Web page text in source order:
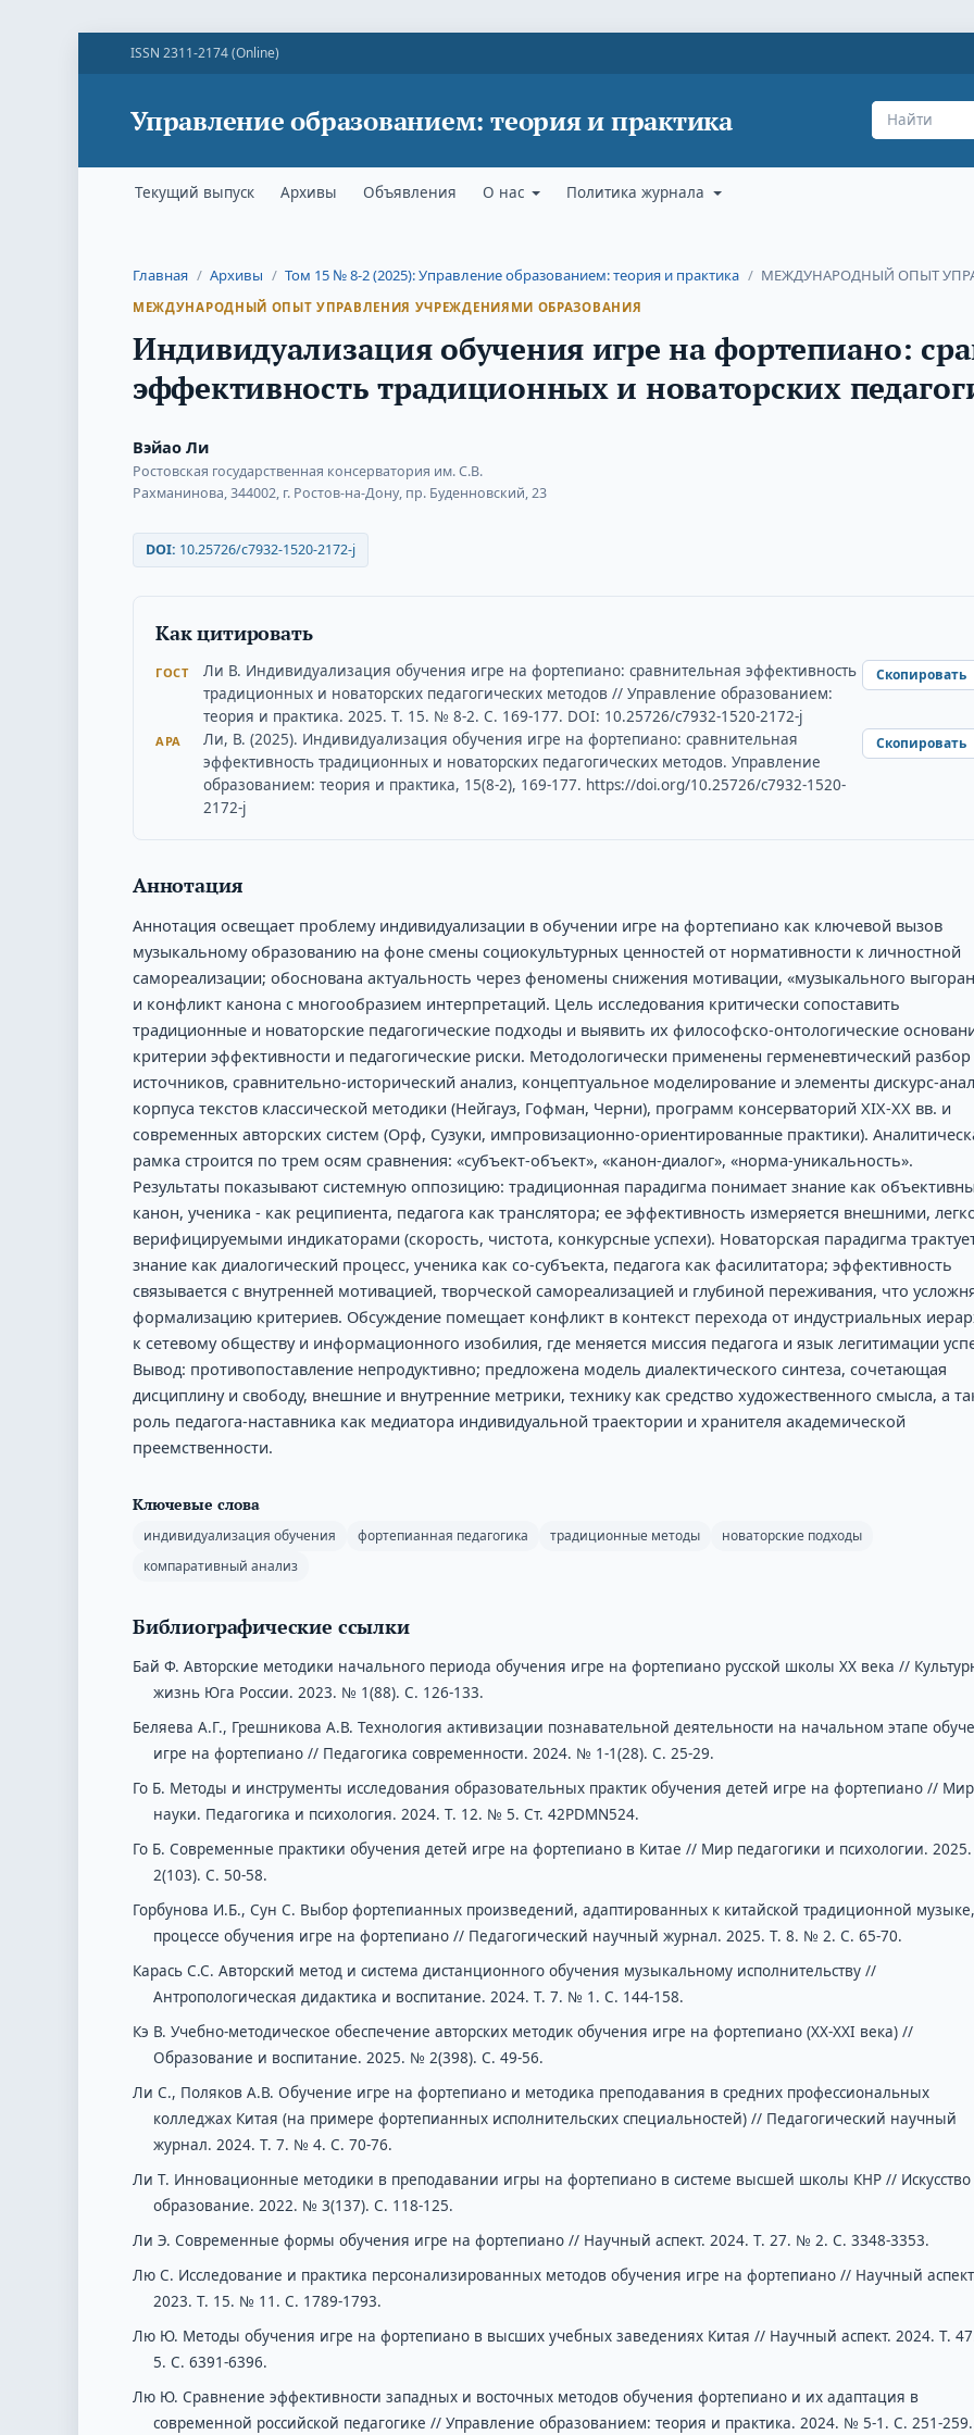
ISSN 2311-2174 (Online)
Управление образованием: теория и практика
Текущий выпуск Архивы Объявления О нас Политика журнала
Главная / Архивы / Том 15 № 8-2 (2025): Управление образованием: теория и практика / МЕЖДУНАРОДНЫЙ ОПЫТ
МЕЖДУНАРОДНЫЙ ОПЫТ УПРАВЛЕНИЯ УЧРЕЖДЕНИЯМИ ОБРАЗОВАНИЯ
Индивидуализация обучения игре на фортепиано:
эффективность традиционных и новаторских
Вэйао Ли
Ростовская государственная консерватория им. С.В.
Рахманинова, 344002, г. Ростов-на-Дону, пр. Буденновский, 23
DOI: 10.25726/c7932-1520-2172-j
Как цитировать
ГОСТ
Ли В. Индивидуализация обучения игре на фортепиано: сравнительная эффективность
традиционных и новаторских педагогических методов // Управление образованием:
теория и практика. 2025. Т. 15. № 8-2. С. 169-177. DOI: 10.25726/c7932-1520-2172-j
Скопировать
APA
Ли, В. (2025). Индивидуализация обучения игре на фортепиано: сравнительная
эффективность традиционных и новаторских педагогических методов. Управление
образованием: теория и практика, 15(8-2), 169-177. https://doi.org/10.25726/c7932-1520-
2172-j
Скопировать
Аннотация
Аннотация освещает проблему индивидуализации в обучении игре на фортепиано как ключевой вызов
музыкальному образованию на фоне смены социокультурных ценностей от нормативности к личностной
самореализации; обоснована актуальность через феномены снижения мотивации, «музыкального
и конфликт канона с многообразием интерпретаций. Цель исследования критически сопоставить
традиционные и новаторские педагогические подходы и выявить их философско-онтологические
критерии эффективности и педагогические риски. Методологически применены герменевтический разбор
источников, сравнительно-исторический анализ, концептуальное моделирование и элементы дискурс-
корпуса текстов классической методики (Нейгауз, Гофман, Черни), программ консерваторий ХІХ-ХХ вв. и
современных авторских систем (Орф, Сузуки, импровизационно-ориентированные практики).
рамка строится по трем осям сравнения: «субъект-объект», «канон-диалог», «норма-уникальность».
Результаты показывают системную оппозицию: традиционная парадигма понимает знание как
канон, ученика - как реципиента, педагога как транслятора; ее эффективность измеряется внешними,
верифицируемыми индикаторами (скорость, чистота, конкурсные успехи). Новаторская парадигма
знание как диалогический процесс, ученика как со-субъекта, педагога как фасилитатора; эффективность
связывается с внутренней мотивацией, творческой самореализацией и глубиной переживания, что
формализацию критериев. Обсуждение помещает конфликт в контекст перехода от индустриальных
к сетевому обществу и информационного изобилия, где меняется миссия педагога и язык легитимации
Вывод: противопоставление непродуктивно; предложена модель диалектического синтеза, сочетающая
дисциплину и свободу, внешние и внутренние метрики, технику как средство художественного смысла, а
роль педагога-наставника как медиатора индивидуальной траектории и хранителя академической
преемственности.
Ключевые слова
индивидуализация обучения фортепианная педагогика традиционные методы
новаторские подходы
компаративный анализ
Библиографические ссылки
Бай Ф. Авторские методики начального периода обучения игре на фортепиано русской школы ХХ века //
жизнь Юга России. 2023. № 1(88). С. 126-133.
Беляева А.Г., Грешникова А.В. Технология активизации познавательной деятельности на начальном этапе
игре на фортепиано // Педагогика современности. 2024. № 1-1(28). С. 25-29.
Го Б. Методы и инструменты исследования образовательных практик обучения детей игре на фортепиано // Мир
науки. Педагогика и психология. 2024. Т. 12. № 5. Ст. 42PDMN524.
Го Б. Современные практики обучения детей игре на фортепиано в Китае // Мир педагогики и психологии.
2(103). С. 50-58.
Горбунова И.Б., Сун С. Выбор фортепианных произведений, адаптированных к китайской традиционной
процессе обучения игре на фортепиано // Педагогический научный журнал. 2025. Τ. 8. № 2. С. 65-70.
Карась С.С. Авторский метод и система дистанционного обучения музыкальному исполнительству //
Антропологическая дидактика и воспитание. 2024. Т. 7. № 1. С. 144-158.
Кэ В. Учебно-методическое обеспечение авторских методик обучения игре на фортепиано (ХХ-ХХІ века) //
Образование и воспитание. 2025. № 2(398). С. 49-56.
Ли С., Поляков А.В. Обучение игре на фортепиано и методика преподавания в средних профессиональных
колледжах Китая (на примере фортепианных исполнительских специальностей) // Педагогический научный
журнал. 2024. Т. 7. № 4. С. 70-76.
Ли Т. Инновационные методики в преподавании игры на фортепиано в системе высшей школы КНР // Искусство
образование. 2022. № 3(137). С. 118-125.
Ли Э. Современные формы обучения игре на фортепиано // Научный аспект. 2024. Τ. 27. № 2. С. 3348-3353.
Лю С. Исследование и практика персонализированных методов обучения игре на фортепиано // Научный
2023. Т. 15. № 11. С. 1789-1793.
Лю Ю. Методы обучения игре на фортепиано в высших учебных заведениях Китая // Научный аспект. 2024. Т.
5. С. 6391-6396.
Лю Ю. Сравнение эффективности западных и восточных методов обучения фортепиано и их адаптация в
современной российской педагогике // Управление образованием: теория и практика. 2024. № 5-1. С. 251-259.